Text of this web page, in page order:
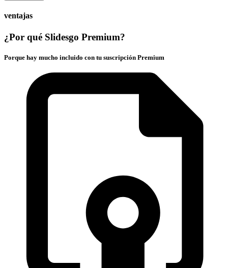
ventajas
¿Por qué Slidesgo Premium?
Porque hay mucho incluido con tu suscripción Premium